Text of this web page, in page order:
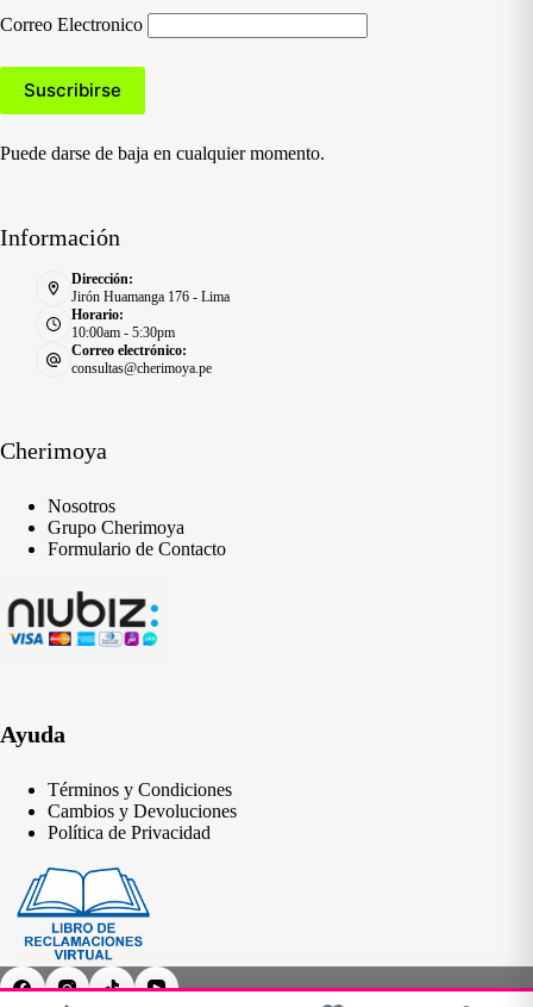
Correo Electronico
Puede darse de baja en cualquier momento.
Información
Dirección:
Jirón Huamanga 176 - Lima
Horario:
10:00am - 5:30pm
Correo electrónico:
consultas@cherimoya.pe
Cherimoya
Nosotros
Grupo Cherimoya
Formulario de Contacto
Ayuda
Términos y Condiciones
Cambios y Devoluciones
Política de Privacidad